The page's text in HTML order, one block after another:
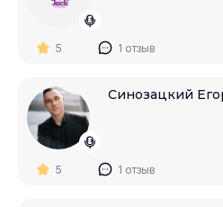
5 1 отзыв
Синозацкий
5 1 отзыв